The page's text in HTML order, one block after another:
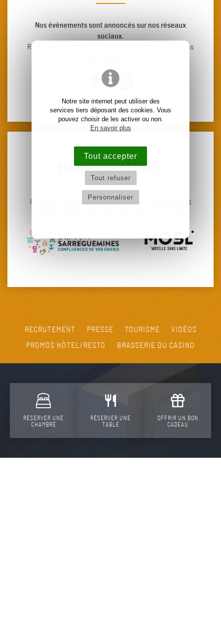
Notre site internet peut utiliser des
services tiers déposant des cookies. Vous
pouvez choisir de les activer ou non.
En savoir plus
Tout accepter
Tout refuser
Personnaliser
Nos évènements sont annoncés sur nos réseaux
sociaux.
Restez au courant de nos offres et événements en nous
MANIFESTATIONS
Consultez l'agenda des événements et manifestations
RECRUTEMENT PRESSE TOURISME
VIDÉOS
PROMOS HÔTEL/RESTO
BRASSERIE DU CASINO
RÉSERVER UNE
CHAMBRE
RÉSERVER UNE
TABLE
OFFRIR UN BON
CADEAU